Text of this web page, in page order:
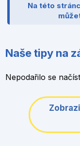
Na této
Naše tipy na
Nepodařilo se